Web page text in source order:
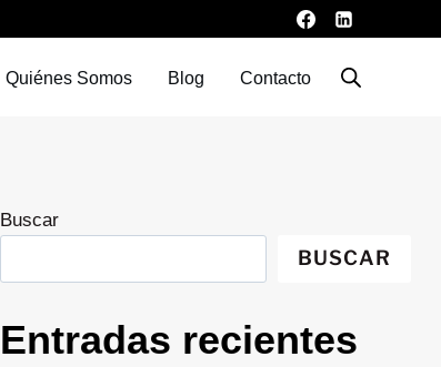
Quiénes Somos Blog Contacto
Buscar
BUSCAR
Entradas recientes